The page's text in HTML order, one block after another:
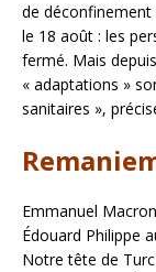
de déconfinement
le 18 août : les
fermé. Mais
« adaptations »
sanitaires »,
Emmanuel
Édouard Philippe
Notre tête de